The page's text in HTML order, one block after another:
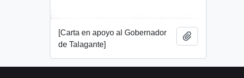
[Carta en apoyo al Gobernador
de Talagante]